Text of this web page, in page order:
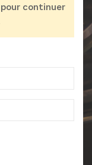
pour continuer